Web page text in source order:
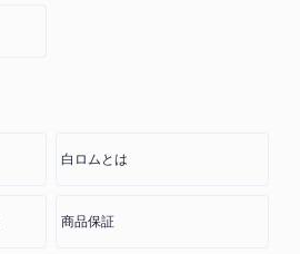
白ロムとは
商品保証